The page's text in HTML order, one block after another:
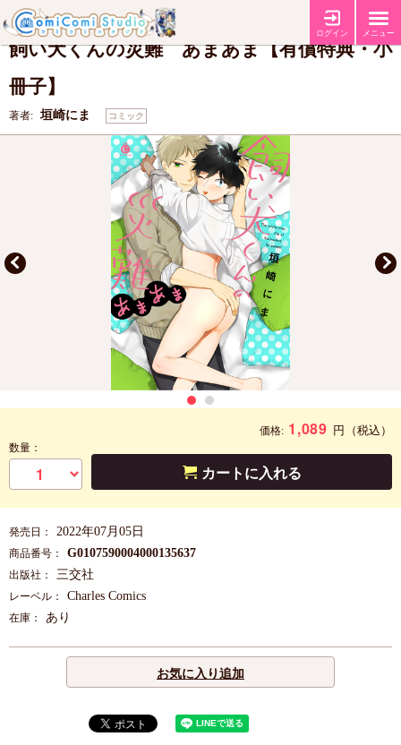
ログイン メニュー
特典 【有償特典・『飼い犬くんの災難 あまあま』小冊子】
飼い犬くんの災難 あまあま【有償特典・小
冊子】
著者: 垣崎にま コミック
価格: 1,089 円 （税込）
数量：
カートに入れる
発売日： 2022年07月05日
商品番号： G0107590004000135637
出版社： 三交社
レーベル： Charles Comics
在庫： あり
お気に入り追加